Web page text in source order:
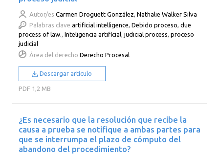
Autor/es Carmen Droguett González,Nathalie Walker Silva
Palabras clave artificial intelligence,Debido proceso,due
process of law.,Inteligencia artificial,judicial process,proceso
judicial
Área del derecho Derecho Procesal
Descargar artículo
PDF 1,2 MB
¿Es necesario que la resolución que recibe la
causa a prueba se notifique a ambas partes para
que se interrumpa el plazo de cómputo del
abandono del procedimiento?